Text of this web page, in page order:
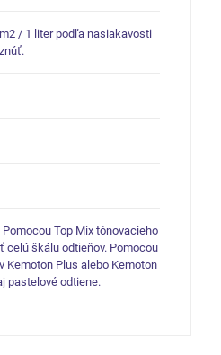
/ 1 liter podľa nasiakavosti
Top Mix tónovacieho
celú škálu odtieňov. Pomocou
Kemoton Plus alebo Kemoton
pastelové odtiene.